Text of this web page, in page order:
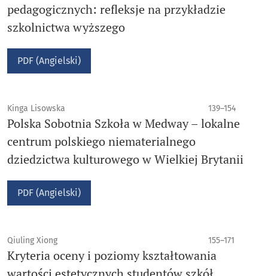
pedagogicznych: refleksje na przykładzie
szkolnictwa wyższego
PDF (Angielski)
Kinga Lisowska 139–154
Polska Sobotnia Szkoła w Medway – lokalne
centrum polskiego niematerialnego
dziedzictwa kulturowego w Wielkiej Brytanii
PDF (Angielski)
Qiuling Xiong 155–171
Kryteria oceny i poziomy kształtowania